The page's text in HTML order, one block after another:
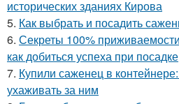
исторических зданиях Кирова
5. Как выбрать и посадить
6. Секреты 100%
как добиться успеха при посадке
7. Купили саженец в
ухаживать за ним